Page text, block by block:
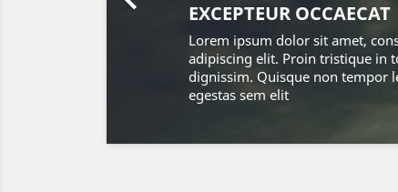
EXCEPTEUR OCCAECAT
Lorem ipsum dolor sit amet,
adipiscing elit. Proin tristique in
dignissim. Quisque non tempor
egestas sem elit